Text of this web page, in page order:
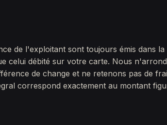
de l'exploitant sont toujours émis dans la
celui débité sur votre carte. Nous
de change et ne retenons pas de
correspond exactement au montant